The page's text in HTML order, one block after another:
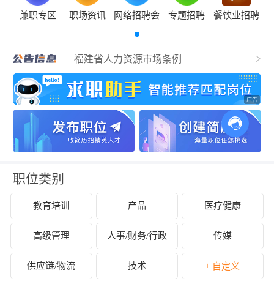
兼职专区 职场资讯 网络招聘会 专题招聘 餐饮业招聘
福清市事业单位公开招聘工作人员（含参
聘和控制数人员）的公告
福建省人力资源市场条例
关于拟认定2025年福清市第二批吸纳重点
群体就业认定的企业名单的公示
关于开展2024年度企业劳动保障守法诚信
等级评价工作的公告
关于公布2024年度福清市经营性人力资源
服务机构年度报告结果的通知
关于拟拨付2025年2月份福清市失业保险支
持参保职工提升职业技能补贴的公示
关于征集2025年“好年华 聚福州”大学生暑
期社会实践岗位的通知
关于2024年度福清市民办职业培训机构年
检年报情况的公示
关于拟拨付我市2025年3月职业培训 “见证
职位类别
教育培训 产品 医疗健康
高级管理 人事/财务/行政 传媒
供应链/物流 技术 + 自定义